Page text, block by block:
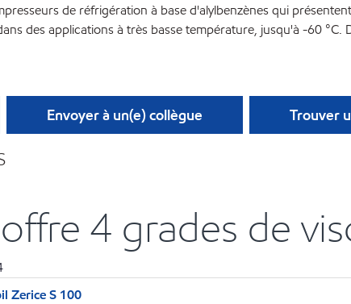
de réfrigération à base d'alylbenzènes qui
des applications à très basse température, jusqu'à -60 °C.
Envoyer à un(e) collègue Trouver
4 grades de
Zerice S 100